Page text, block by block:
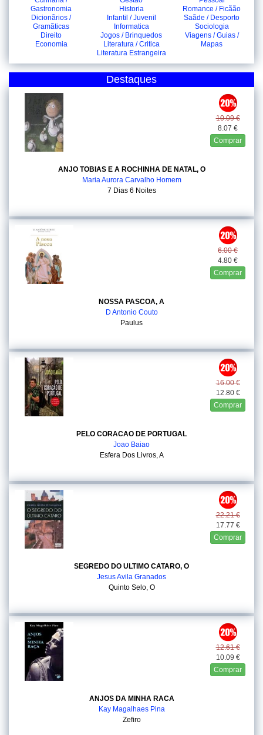
Gastronomia
Dicionãrios /
Gramãticas
Direito
Economia
Historia
Infantil / Juvenil
Informatica
Jogos / Brinquedos
Literatura / Critica
Literatura Estrangeira
Romance / Ficãão
Saãde / Desporto
Sociologia
Viagens / Guias /
Mapas
Destaques
10.09 €
8.07 €
Comprar
ANJO TOBIAS E A ROCHINHA DE NATAL, O
Maria Aurora Carvalho Homem
7 Dias 6 Noites
6.00 €
4.80 €
Comprar
NOSSA PASCOA, A
D Antonio Couto
Paulus
16.00 €
12.80 €
Comprar
PELO CORACAO DE PORTUGAL
Joao Baiao
Esfera Dos Livros, A
22.21 €
17.77 €
Comprar
SEGREDO DO ULTIMO CATARO, O
Jesus Avila Granados
Quinto Selo, O
12.61 €
10.09 €
Comprar
ANJOS DA MINHA RACA
Kay Magalhaes Pina
Zefiro